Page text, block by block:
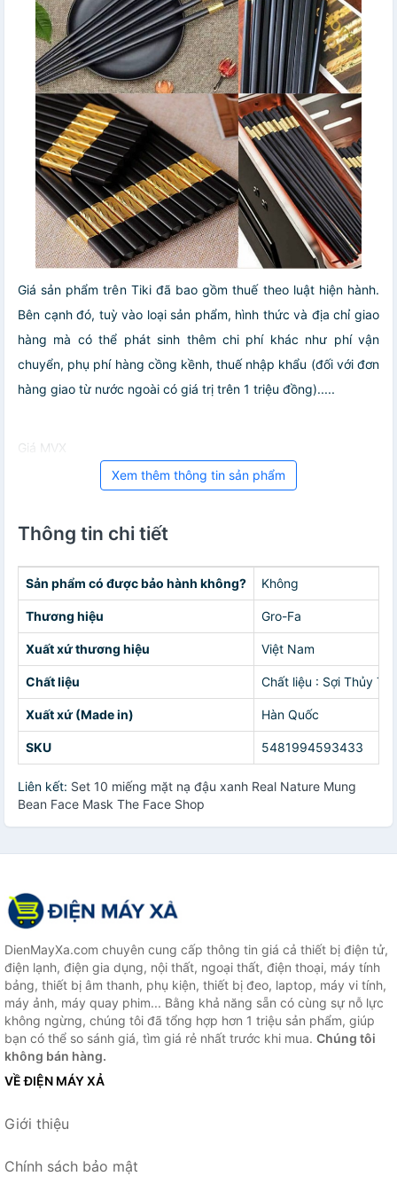
Giá sản phẩm trên Tiki đã bao gồm thuế theo luật hiện hành.
Bên cạnh đó, tuỳ vào loại sản phẩm, hình thức và địa chỉ giao
hàng mà có thể phát sinh thêm chi phí khác như phí vận
chuyển, phụ phí hàng cồng kềnh, thuế nhập khẩu (đối với đơn
hàng giao từ nước ngoài có giá trị trên 1 triệu đồng).....
Giá MVX
Xem thêm thông tin sản phẩm
Thông tin chi tiết
Sản phẩm có được bảo hành không? Không
Thương hiệu Gro-Fa
Xuất xứ thương hiệu Việt Nam
Chất liệu Chất liệu : Sợi Thủy
Xuất xứ (Made in) Hàn Quốc
SKU 5481994593433
Liên kết: Set 10 miếng mặt nạ đậu xanh Real Nature Mung
Bean Face Mask The Face Shop
DienMayXa.com chuyên cung cấp thông tin giá cả thiết bị điện tử,
điện lạnh, điện gia dụng, nội thất, ngoại thất, điện thoại, máy tính
bảng, thiết bị âm thanh, phụ kiện, thiết bị đeo, laptop, máy vi tính,
máy ảnh, máy quay phim... Bằng khả năng sẵn có cùng sự nỗ lực
không ngừng, chúng tôi đã tổng hợp hơn 1 triệu sản phẩm, giúp
bạn có thể so sánh giá, tìm giá rẻ nhất trước khi mua. Chúng tôi
không bán hàng.
VỀ ĐIỆN MÁY XẢ
Giới thiệu
Chính sách bảo mật